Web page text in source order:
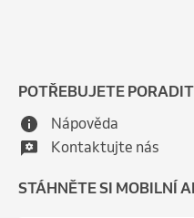
POTŘEBUJETE
Nápověda
Kontaktujte nás
STÁHNĚTE SI MOBILNÍ